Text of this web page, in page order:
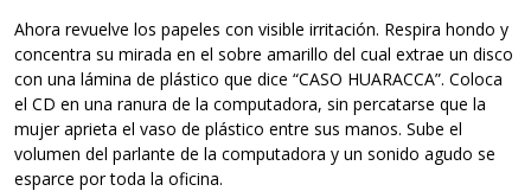
Ahora revuelve los papeles con visible irritación. Respira hondo y
concentra su mirada en el sobre amarillo del cual extrae un disco
con una lámina de plástico que dice “CASO HUARACCA”. Coloca
el CD en una ranura de la computadora, sin percatarse que la
mujer aprieta el vaso de plástico entre sus manos. Sube el
volumen del parlante de la computadora y un sonido agudo se
esparce por toda la oficina.